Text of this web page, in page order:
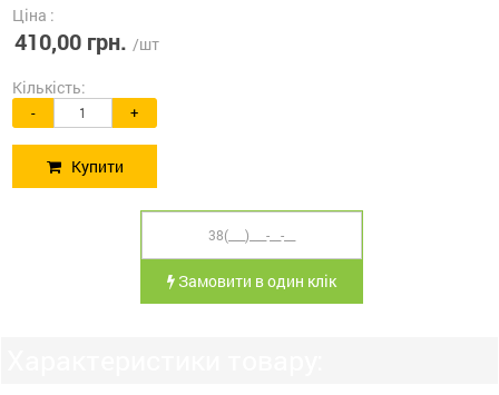
Ціна :
410,00 грн. /шт
Кількість:
- +
Купити
Замовити в один клік